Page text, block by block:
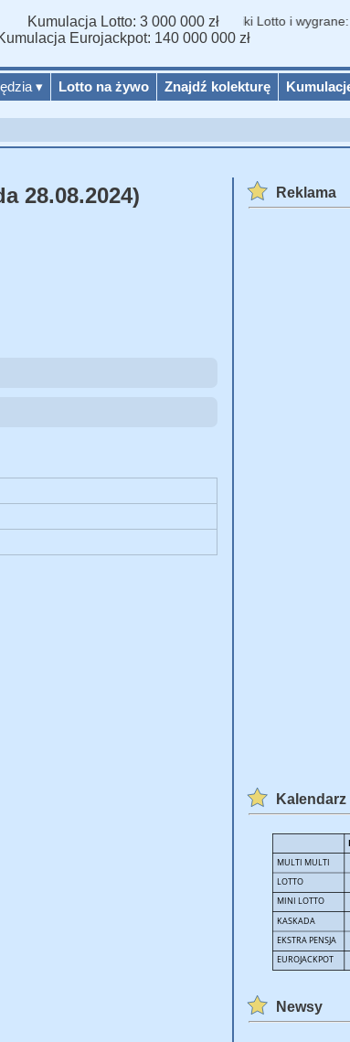
▾ Lotto na żywo Znajdź kolekturę
Kumulacja Lotto: 3 000 000 zł
Eurojackpot: 140 000 000 zł
Wyniki Lotto i wygrane:
28.08.2024) Reklama
Kalendarz
Newsy